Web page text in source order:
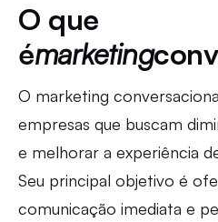
O que
émarketing
O marketing
empresas que buscam
e melhorar a experiência
Seu principal objetivo é
comunicação imediata e